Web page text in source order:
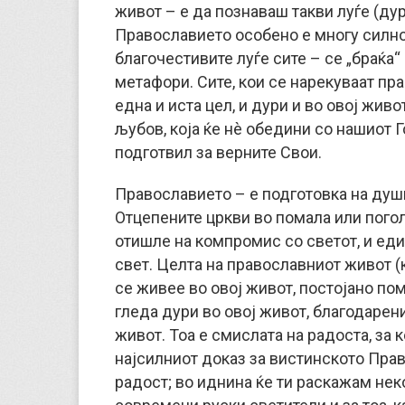
живот – е да познаваш такви луѓе
Православието особено е многу
благочестивите луѓе сите – се
метафори. Сите, кои се нарекуваат
една и иста цел, и дури и во овој
љубов, која ќе нè обедини со нашиот
подготвил за верните Свои.
Православието – е подготовка на
Отцепените цркви во помала или
отишле на компромис со светот, и
свет. Целта на православниот живот
се живее во овој живот, постојано
гледа дури во овој живот,
живот. Тоа е смислата на радоста, за
најсилниот доказ за вистинското
радост; во иднина ќе ти раскажам